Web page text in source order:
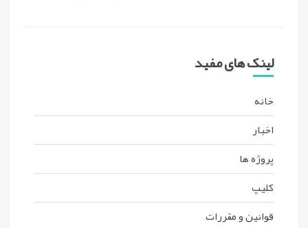
لینک های مفید
خانه
اخبار
پروژه ها
کليپ
قوانين و مقررات